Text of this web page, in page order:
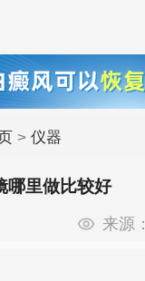
> 仪器
哪里做比较好
来源：